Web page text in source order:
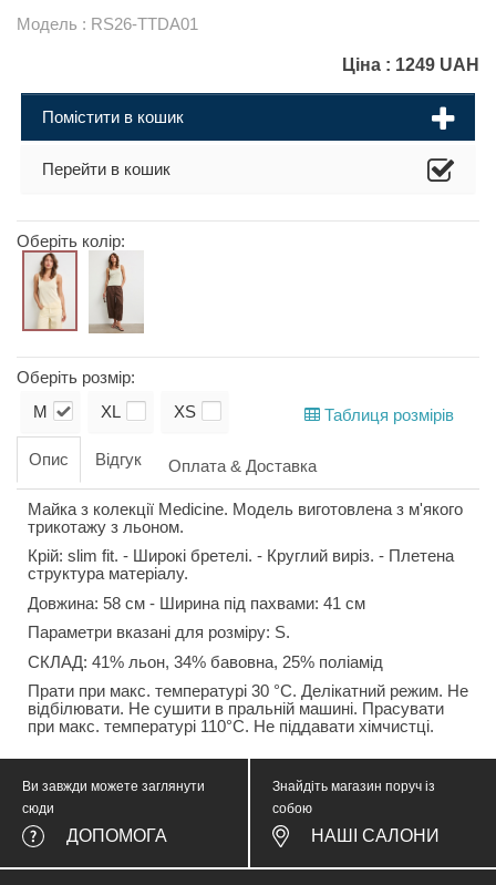
Модель : RS26-TTDA01
Ціна : 1249 UAH
Помістити в кошик
Перейти в кошик
Оберіть колір:
Оберіть розмір:
M XL XS Таблиця розмірів
Опис Відгук Оплата & Доставка
Майка з колекції Medicine. Модель виготовлена з м'якого
трикотажу з льоном.
Крій: slim fit. - Широкі бретелі. - Круглий виріз. - Плетена
структура матеріалу.
Довжина: 58 см - Ширина під пахвами: 41 см
Параметри вказані для розміру: S.
СКЛАД: 41% льон, 34% бавовна, 25% поліамід
Прати при макс. температурі 30 °C. Делікатний режим. Не
відбілювати. Не сушити в пральній машині. Прасувати
при макс. температурі 110°C. Не піддавати хімчистці.
Ви завжди можете заглянути
сюди
ДОПОМОГА
Знайдіть магазин поруч із
собою
НАШІ САЛОНИ